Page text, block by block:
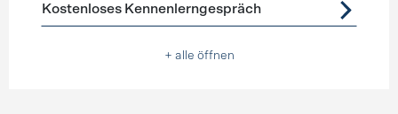
Kostenloses Kennenlerngespräch
+ alle öffnen